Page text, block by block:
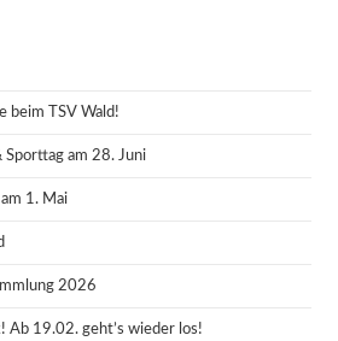
beim TSV Wald!
Sporttag am 28. Juni
1. Mai
2026
Ab 19.02. geht’s wieder los!